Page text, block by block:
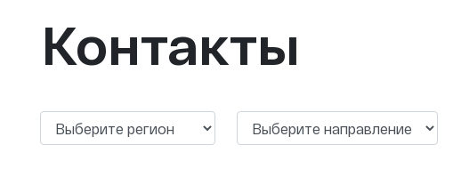
Контакты